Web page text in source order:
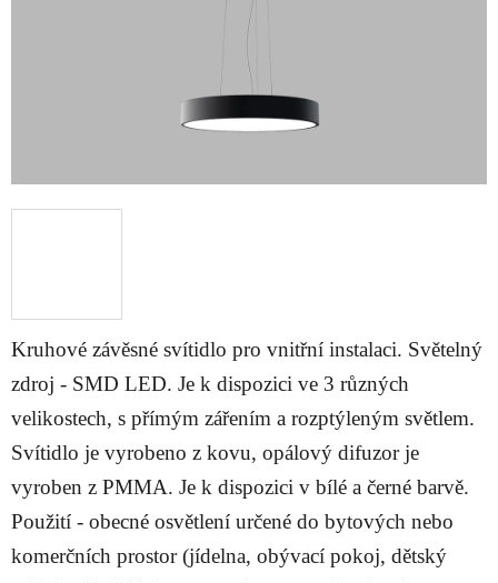
Kruhové závěsné svítidlo pro vnitřní instalaci. Světelný
zdroj - SMD LED. Je k dispozici ve 3 různých
velikostech, s přímým zářením a rozptýleným světlem.
Svítidlo je vyrobeno z kovu, opálový difuzor je
vyroben z PMMA. Je k dispozici v bílé a černé barvě.
Použití - obecné osvětlení určené do bytových nebo
komerčních prostor (jídelna, obývací pokoj, dětský